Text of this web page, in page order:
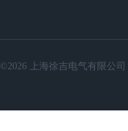
©2026 上海徐吉电气有限公司